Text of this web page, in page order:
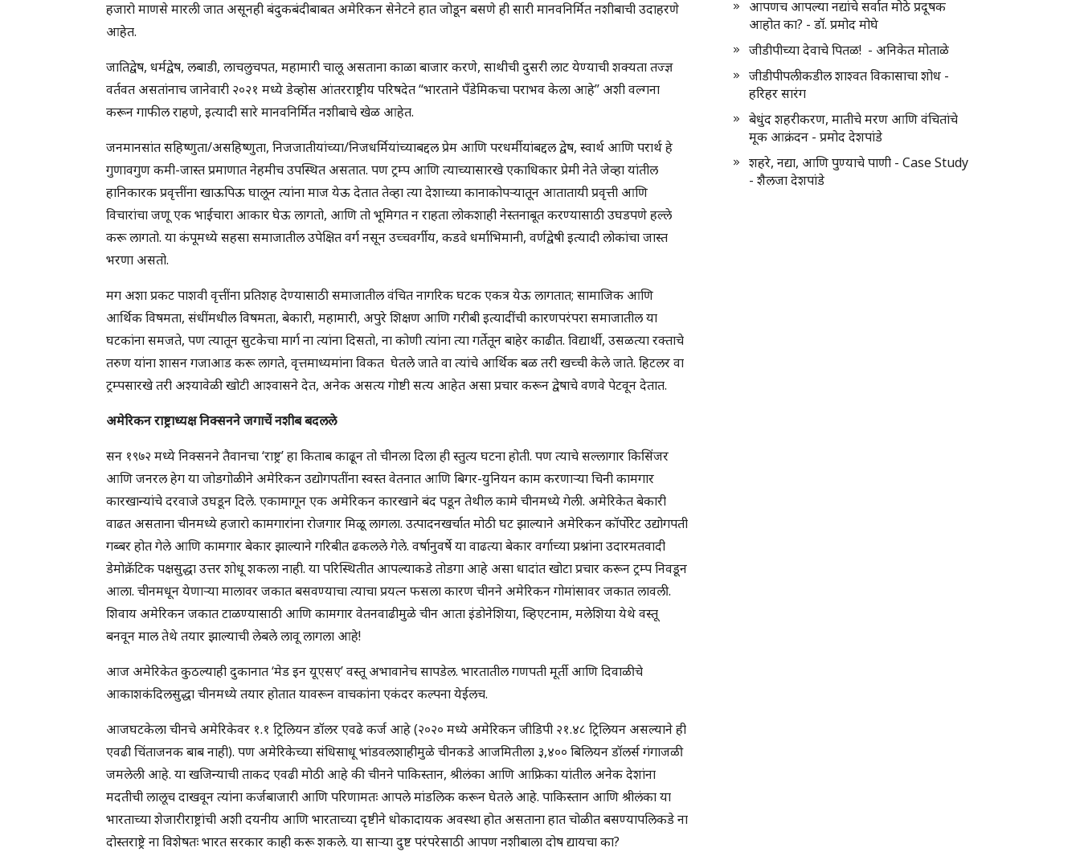
हजारो माणसे मारली जात असूनही बंदुकबंदीबाबत अमेरिकन सेनेटने हात जोडून बसणे ही सारी मानवनिर्मित नशीबाची उदाहरणे
आहेत.
जातिद्वेष, धर्मद्वेष, लबाडी, लाचलुचपत, महामारी चालू असताना काळा बाजार करणे, साथीची दुसरी लाट येण्याची शक्यता तज्ज्ञ
वर्तवत असतांनाच जानेवारी २०२१ मध्ये डेव्होस आंतरराष्ट्रीय परिषदेत “भारताने पॅंडेमिकचा पराभव केला आहे” अशी वल्गना
करून गाफील राहणे, इत्यादी सारे मानवनिर्मित नशीबाचे खेळ आहेत.
जनमानसांत सहिष्णुता/असहिष्णुता, निजजातीयांच्या/निजधर्मियांच्याबद्दल प्रेम आणि परधर्मीयांबद्दल द्वेष, स्वार्थ आणि परार्थ हे
गुणावगुण कमी-जास्त प्रमाणात नेहमीच उपस्थित असतात. पण ट्रम्प आणि त्याच्यासारखे एकाधिकार प्रेमी नेते जेव्हा यांतील
हानिकारक प्रवृत्तींना खाऊपिऊ घालून त्यांना माज येऊ देतात तेव्हा त्या देशाच्या कानाकोपऱ्यातून आतातायी प्रवृत्ती आणि
विचारांचा जणू एक भाईचारा आकार घेऊ लागतो, आणि तो भूमिगत न राहता लोकशाही नेस्तनाबूत करण्यासाठी उघडपणे हल्ले
करू लागतो. या कंपूमध्ये सहसा समाजातील उपेक्षित वर्ग नसून उच्चवर्गीय, कडवे धर्माभिमानी, वर्णद्वेषी इत्यादी लोकांचा जास्त
भरणा असतो.
मग अशा प्रकट पाशवी वृत्तींना प्रतिशह देण्यासाठी समाजातील वंचित नागरिक घटक एकत्र येऊ लागतात; सामाजिक आणि
आर्थिक विषमता, संधींमधील विषमता, बेकारी, महामारी, अपुरे शिक्षण आणि गरीबी इत्यादींची कारणपरंपरा समाजातील या
घटकांना समजते, पण त्यातून सुटकेचा मार्ग ना त्यांना दिसतो, ना कोणी त्यांना त्या गर्तेतून बाहेर काढीत. विद्यार्थी, उसळत्या रक्ताचे
तरुण यांना शासन गजाआड करू लागते, वृत्तमाध्यमांना विकत घेतले जाते वा त्यांचे आर्थिक बळ तरी खच्ची केले जाते. हिटलर वा
ट्रम्पसारखे तरी अश्यावेळी खोटी आश्वासने देत, अनेक असत्य गोष्टी सत्य आहेत असा प्रचार करून द्वेषाचे वणवे पेटवून देतात.
अमेरिकन राष्ट्राध्यक्ष निक्सनने जगाचें नशीब बदलले
सन १९७२ मध्ये निक्सनने तैवानचा ‘राष्ट्र’ हा किताब काढून तो चीनला दिला ही स्तुत्य घटना होती. पण त्याचे सल्लागार किसिंजर
आणि जनरल हेग या जोडगोळीने अमेरिकन उद्योगपतींना स्वस्त वेतनात आणि बिगर-युनियन काम करणाऱ्या चिनी कामगार
कारखान्यांचे दरवाजे उघडून दिले. एकामागून एक अमेरिकन कारखाने बंद पडून तेथील कामे चीनमध्ये गेली. अमेरिकेत बेकारी
वाढत असताना चीनमध्ये हजारो कामगारांना रोजगार मिळू लागला. उत्पादनखर्चात मोठी घट झाल्याने अमेरिकन कॉर्पोरेट उद्योगपती
गब्बर होत गेले आणि कामगार बेकार झाल्याने गरिबीत ढकलले गेले. वर्षानुवर्षे या वाढत्या बेकार वर्गाच्या प्रश्नांना उदारमतवादी
डेमोक्रॅटिक पक्षसुद्धा उत्तर शोधू शकला नाही. या परिस्थितीत आपल्याकडे तोडगा आहे असा धादांत खोटा प्रचार करून ट्रम्प निवडून
आला. चीनमधून येणाऱ्या मालावर जकात बसवण्याचा त्याचा प्रयत्न फसला कारण चीनने अमेरिकन गोमांसावर जकात लावली.
शिवाय अमेरिकन जकात टाळण्यासाठी आणि कामगार वेतनवाढीमुळे चीन आता इंडोनेशिया, व्हिएटनाम, मलेशिया येथे वस्तू
बनवून माल तेथे तयार झाल्याची लेबले लावू लागला आहे!
आज अमेरिकेत कुठल्याही दुकानात ‘मेड इन यूएसए’ वस्तू अभावानेच सापडेल. भारतातील गणपती मूर्ती आणि दिवाळीचे
आकाशकंदिलसुद्धा चीनमध्ये तयार होतात यावरून वाचकांना एकंदर‌ कल्पना येईलच.
आजघटकेला चीनचे अमेरिकेवर १.१ ट्रिलियन डॉलर एवढे कर्ज आहे (२०२० मध्ये अमेरिकन जीडिपी २१.४८ ट्रिलियन असल्याने ही
एवढी चिंताजनक बाब नाही). पण अमेरिकेच्या संधिसाधू भांडवलशाहीमुळे चीनकडे आजमितीला ३,४०० बिलियन डॉलर्स गंगाजळी
जमलेली आहे. या खजिन्याची ताकद एवढी मोठी आहे की चीनने पाकिस्तान, श्रीलंका आणि आफ्रिका यांतील अनेक देशांना
मदतीची लालूच दाखवून त्यांना कर्जबाजारी आणि परिणामतः आपले मांडलिक करून घेतले आहे. पाकिस्तान आणि श्रीलंका या
भारताच्या शेजारीराष्ट्रांची अशी दयनीय आणि भारताच्या दृष्टीने धोकादायक अवस्था होत असताना हात चोळीत बसण्यापलिकडे ना
दोस्तराष्ट्रे ना विशेषतः भारत सरकार काही करू शकले. या साऱ्या दुष्ट परंपरेसाठी आपण नशीबाला दोष द्यायचा का?
आपणच आपल्या नद्यांचे सर्वात मोठे प्रदूषक
आहोत का? - डॉ. प्रमोद मोघे
जीडीपीच्या देवाचे पितळ! - अनिकेत मोताळे
जीडीपीपलीकडील शाश्वत विकासाचा शोध -
हरिहर सारंग
बेधुंद शहरीकरण, मातीचे मरण आणि वंचितांचे
मूक आक्रंदन - प्रमोद देशपांडे
शहरे, नद्या, आणि पुण्याचे पाणी - Case Study
- शैलजा देशपांडे